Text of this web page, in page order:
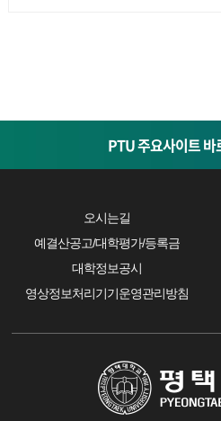
PTU 주요사이트 바
오시는길
예결산공고/대학평가/등록금
대학정보공시
영상정보처리기기운영관리방침